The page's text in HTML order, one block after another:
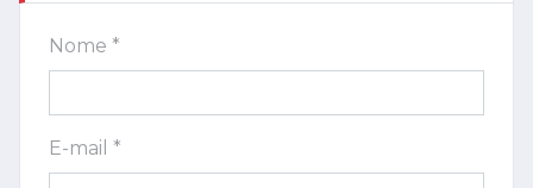
Nome *
E-mail *